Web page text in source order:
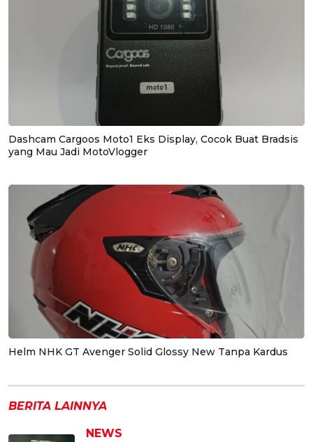
Dashcam Cargoos Moto1 Eks Display, Cocok Buat Bradsis
yang Mau Jadi MotoVlogger
Helm NHK GT Avenger Solid Glossy New Tanpa Kardus
BERITA LAINNYA
NEWS